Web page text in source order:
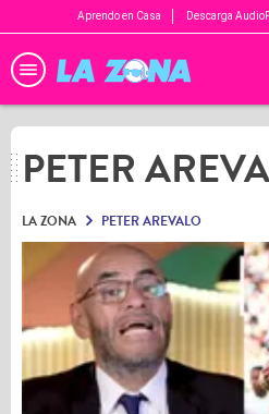
Aprendo en Casa Descarga
PETER
LA ZONA PETER AREVALO